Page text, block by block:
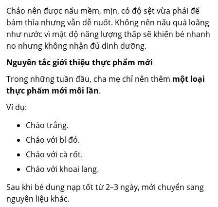
Cháo nên được nấu mềm, mịn, có độ sệt vừa phải để
bám thìa nhưng vẫn dễ nuốt. Không nên nấu quá loãng
như nước vì mật độ năng lượng thấp sẽ khiến bé nhanh
no nhưng không nhận đủ dinh dưỡng.
Nguyên tắc giới thiệu thực phẩm mới
Trong những tuần đầu, cha mẹ chỉ nên thêm một loại
thực phẩm mới mỗi lần.
Ví dụ:
Cháo trắng.
Cháo với bí đỏ.
Cháo với cà rốt.
Cháo với khoai lang.
Sau khi bé dung nạp tốt từ 2–3 ngày, mới chuyển sang
nguyên liệu khác.